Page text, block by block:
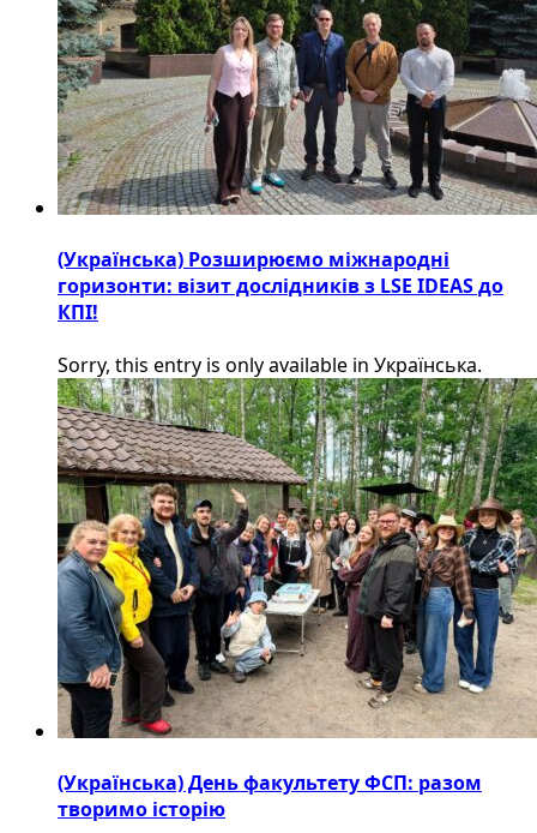
(Українська) Розширюємо міжнародні
горизонти: візит дослідників з LSE IDEAS до
КПІ!
Sorry, this entry is only available in Українська.
(Українська) День факультету ФСП: разом
творимо історію